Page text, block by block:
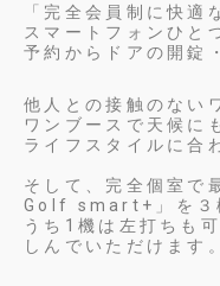
「完全会員制に快適
スマートフォンひと
予約からドアの開錠
他人との接触のない
ワンブースで天候に
ライフスタイルに合
そして、完全個室で
Golf smart+」を３
うち1機は左打ちも
しんでいただけます。